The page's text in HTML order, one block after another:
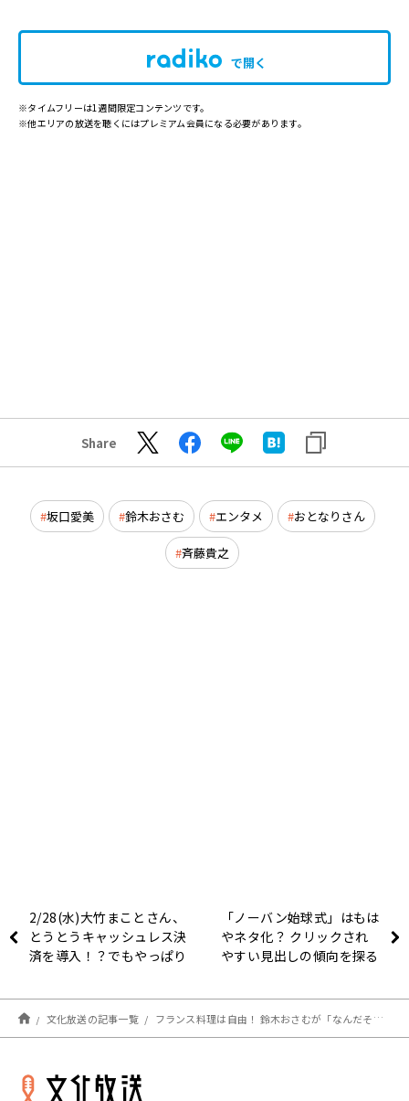
で開く
※タイムフリーは1週間限定コンテンツです。
※他エリアの放送を聴くにはプレミアム会員になる必要があります。
Share
坂口愛美 鈴木おさむ エンタメ おとなりさん
斉藤貴之
2/28(水)大竹まことさん、
とうとうキャッシュレス決
済を導入！？でもやっぱり
い！？
「ノーバン始球式」はもは
やネタ化？ クリックされ
やすい見出しの傾向を探る
文化放送の記事一覧 フランス料理は自由！ 鈴木おさむが「なんだその大喜利！？」と驚いた斬新なフレンチ